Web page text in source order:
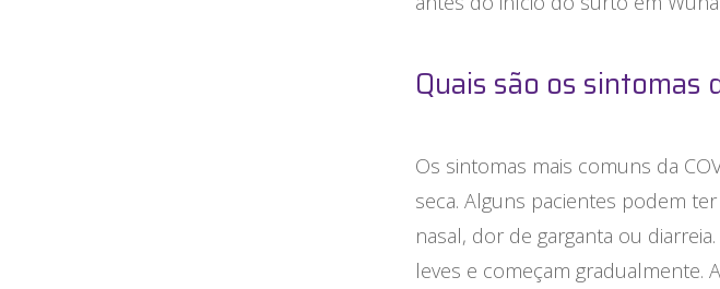
Quais são os sintomas
Os sintomas mais comuns da
seca. Alguns pacientes podem
nasal, dor de garganta ou
leves e começam gradualmente.